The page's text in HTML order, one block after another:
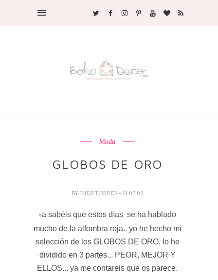
Moda
GLOBOS DE ORO
BY INES TORRES - 13:07:00
Ya sabéis que estos días se ha hablado
mucho de la alfombra roja.. yo he hecho mi
selección de los GLOBOS DE ORO, lo he
dividido en 3 partes... PEOR, MEJOR Y
ELLOS... ya me contareis que os parece.